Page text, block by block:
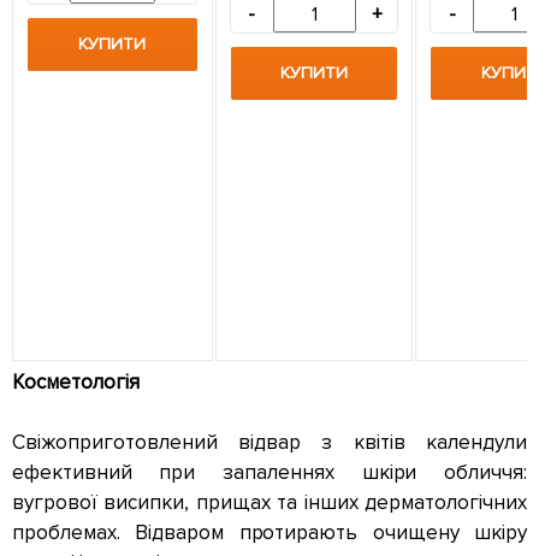
в упаковці
КУПИТИ
- +
КУПИТИ
-
Косметологія
Свіжоприготовлений відвар з квітів календули
ефективний при запаленнях шкіри обличчя:
вугрової висипки, прищах та інших дерматологічних
проблемах. Відваром протирають очищену шкіру